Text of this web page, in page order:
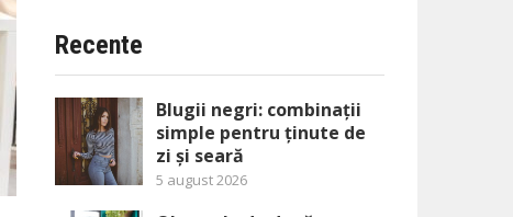
Recente
Blugii negri: combinații
simple pentru ținute de
zi și seară
5 august 2026